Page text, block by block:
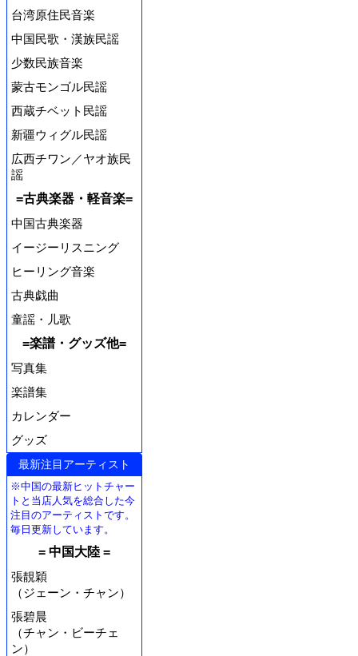
台湾原住民音楽
中国民歌・漢族民謡
少数民族音楽
蒙古モンゴル民謡
西蔵チベット民謡
新疆ウィグル民謡
広西チワン／ヤオ族民
謡
=古典楽器・軽音楽=
中国古典楽器
イージーリスニング
ヒーリング音楽
古典戯曲
童謡・儿歌
=楽譜・グッズ他=
写真集
楽譜集
カレンダー
グッズ
最新注目アーティスト
※中国の最新ヒットチャー
トと当店人気を総合した今
注目のアーティストです。
毎日更新しています。
= 中国大陸 =
張靚穎
（ジェーン・チャン）
張碧晨
（チャン・ビーチェ
ン）